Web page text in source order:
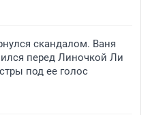
скандалом. Ваня
перед Линочкой Ли
под ее голос